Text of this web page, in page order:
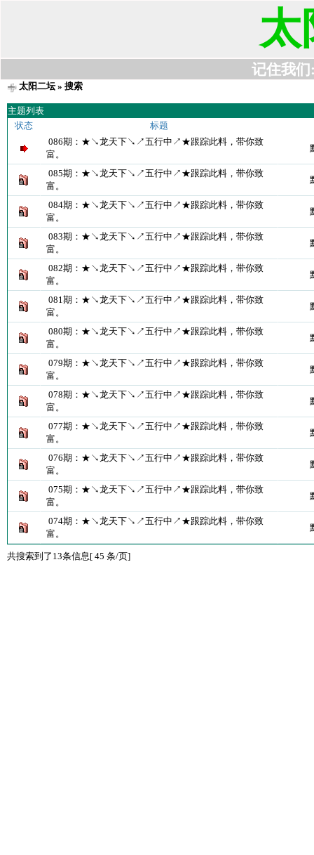
太
记住我们
太阳二坛» 搜索
主题列表
状态
标题
086期：★↘龙天下↘↗五行中↗★跟踪此料，带你致
富。
085期：★↘龙天下↘↗五行中↗★跟踪此料，带你致
富。
084期：★↘龙天下↘↗五行中↗★跟踪此料，带你致
富。
083期：★↘龙天下↘↗五行中↗★跟踪此料，带你致
富。
082期：★↘龙天下↘↗五行中↗★跟踪此料，带你致
富。
081期：★↘龙天下↘↗五行中↗★跟踪此料，带你致
富。
080期：★↘龙天下↘↗五行中↗★跟踪此料，带你致
富。
079期：★↘龙天下↘↗五行中↗★跟踪此料，带你致
富。
078期：★↘龙天下↘↗五行中↗★跟踪此料，带你致
富。
077期：★↘龙天下↘↗五行中↗★跟踪此料，带你致
富。
076期：★↘龙天下↘↗五行中↗★跟踪此料，带你致
富。
075期：★↘龙天下↘↗五行中↗★跟踪此料，带你致
富。
074期：★↘龙天下↘↗五行中↗★跟踪此料，带你致
富。
共搜索到了13条信息[ 45 条/页]